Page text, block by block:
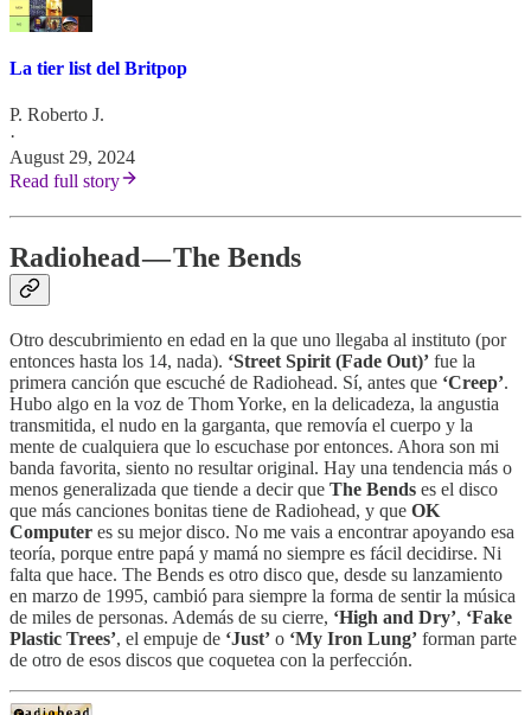
La tier list del Britpop
P. Roberto J.
·
August 29, 2024
Read full story
Radiohead — The Bends
Otro descubrimiento en edad en la que uno llegaba al instituto (por
entonces hasta los 14, nada). ‘Street Spirit (Fade Out)’ fue la
primera canción que escuché de Radiohead. Sí, antes que ‘Creep’.
Hubo algo en la voz de Thom Yorke, en la delicadeza, la angustia
transmitida, el nudo en la garganta, que removía el cuerpo y la
mente de cualquiera que lo escuchase por entonces. Ahora son mi
banda favorita, siento no resultar original. Hay una tendencia más o
menos generalizada que tiende a decir que The Bends es el disco
que más canciones bonitas tiene de Radiohead, y que OK
Computer es su mejor disco. No me vais a encontrar apoyando esa
teoría, porque entre papá y mamá no siempre es fácil decidirse. Ni
falta que hace. The Bends es otro disco que, desde su lanzamiento
en marzo de 1995, cambió para siempre la forma de sentir la música
de miles de personas. Además de su cierre, ‘High and Dry’, ‘Fake
Plastic Trees’, el empuje de ‘Just’ o ‘My Iron Lung’ forman parte
de otro de esos discos que coquetea con la perfección.